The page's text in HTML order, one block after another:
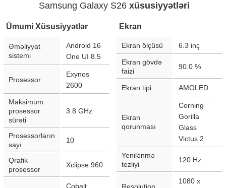
Samsung Galaxy S26 xüsusiyyətləri
Ümumi Xüsusiyyətlər
Əməliyyat
sistemi
Android 16
One UI 8.5
Prosessor
Exynos
2600
Maksimum
prosessor
sürəti
3.8 GHz
Prosessorların
sayı
10
Qrafik
prosessor
Xclipse 960
Cobalt
Ekran
Ekran ölçüsü 6.3 inç
Ekran gövdə
faizi
90.0 %
Ekran tipi AMOLED
Ekran
qorunması
Corning
Gorilla
Glass
Victus 2
Yenilənmə
tezliyi
120 Hz
1080 x